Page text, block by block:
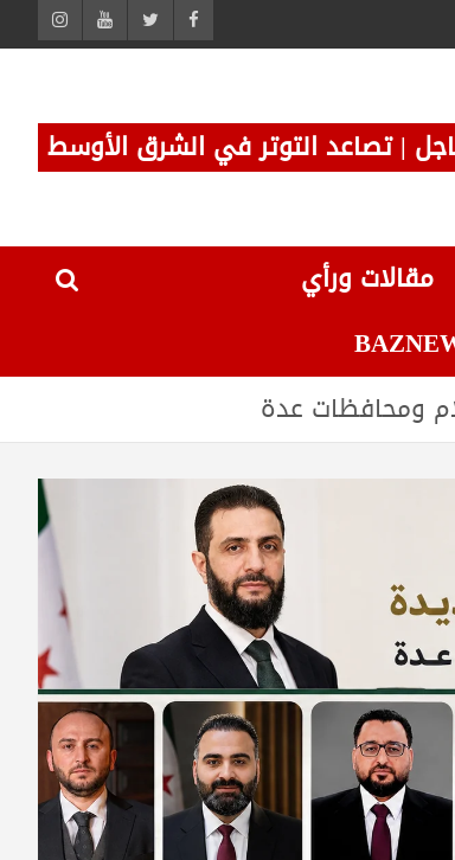
| تصاعد التوتر في الشرق الأوسط
مقالات ورأي
ومحافظات عدة